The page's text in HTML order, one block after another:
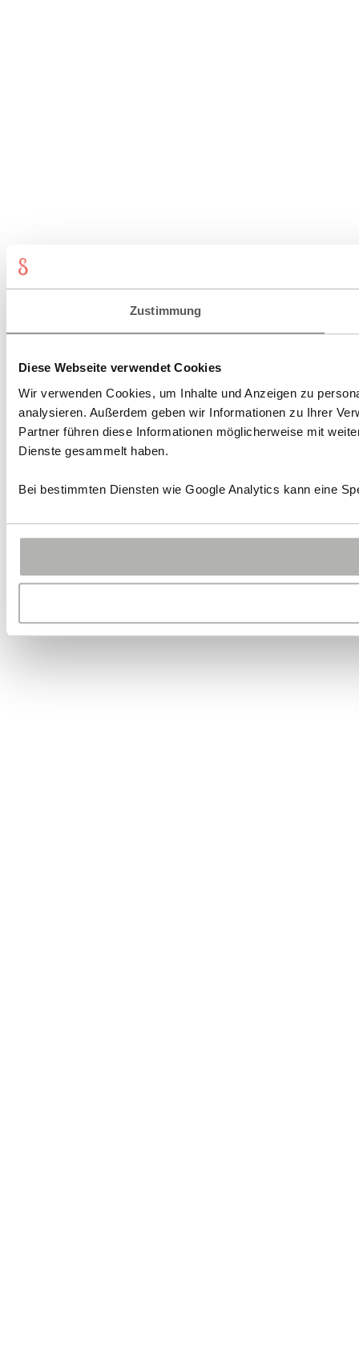
Zustimmung
Diese Webseite verwendet Cookies
Wir verwenden Cookies, um Inhalte und Anzeigen zu
analysieren. Außerdem geben wir Informationen zu Ihrer
Partner führen diese Informationen möglicherweise mit
Dienste gesammelt haben.
Bei bestimmten Diensten wie Google Analytics kann eine